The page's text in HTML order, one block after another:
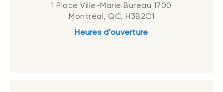
1 Place Ville-Marie Bureau 1700
Montréal, QC, H3B2C1
Heures d'ouverture